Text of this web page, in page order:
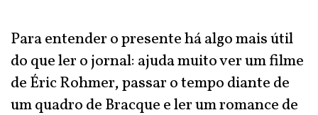
Para entender o presente há algo mais útil
do que ler o jornal: ajuda muito ver um filme
de Éric Rohmer, passar o tempo diante de
um quadro de Bracque e ler um romance de